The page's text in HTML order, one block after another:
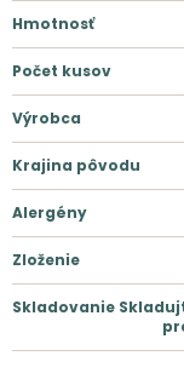
Hmotnosť
Počet kusov
Výrobca
Krajina pôvodu
Alergény
Zloženie
Skladovanie